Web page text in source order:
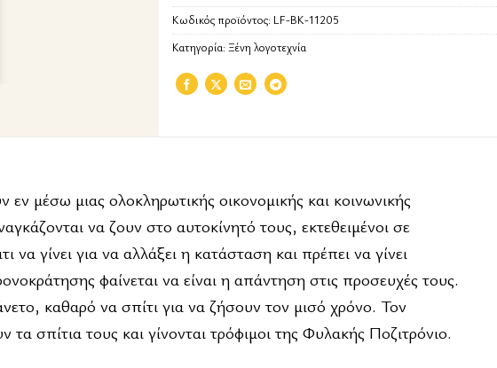
Κωδικός προϊόντος: LF-BK-11205
Κατηγορία: Ξένη λογοτεχνία
μέσω μιας ολοκληρωτικής οικονομικής και κοινωνικής
να ζουν στο αυτοκίνητό τους, εκτεθειμένοι σε
γίνει για να αλλάξει η κατάσταση και πρέπει να γίνει
φαίνεται να είναι η απάντηση στις προσευχές τους.
καθαρό να σπίτι για να ζήσουν τον μισό χρόνο. Τον
σπίτια τους και γίνονται τρόφιμοι της Φυλακής Ποζιτρόνιο.